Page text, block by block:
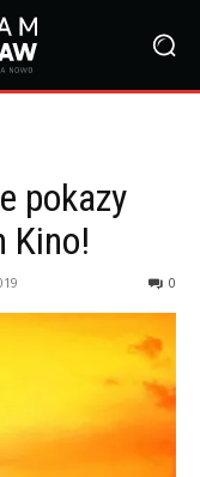
pokazy
Kino!
0